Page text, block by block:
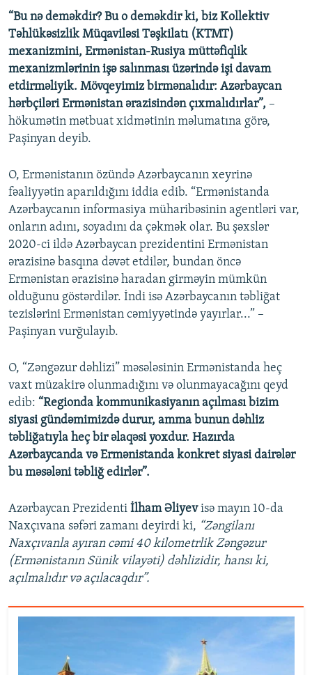
“Bu nə deməkdir? Bu o deməkdir ki, biz Kollektiv
Təhlükəsizlik Müqaviləsi Təşkilatı (KTMT)
mexanizmini, Ermənistan-Rusiya müttəfiqlik
mexanizmlərinin işə salınması üzərində işi davam
etdirməliyik. Mövqeyimiz birmənalıdır: Azərbaycan
hərbçiləri Ermənistan ərazisindən çıxmalıdırlar”, –
hökumətin mətbuat xidmətinin məlumatına görə,
Paşinyan deyib.
O, Ermənistanın özündə Azərbaycanın xeyrinə
fəaliyyətin aparıldığını iddia edib. “Ermənistanda
Azərbaycanın informasiya müharibəsinin agentləri var,
onların adını, soyadını da çəkmək olar. Bu şəxslər
2020-ci ildə Azərbaycan prezidentini Ermənistan
ərazisinə basqına dəvət etdilər, bundan öncə
Ermənistan ərazisinə haradan girməyin mümkün
olduğunu göstərdilər. İndi isə Azərbaycanın təbliğat
tezislərini Ermənistan cəmiyyətində yayırlar...” –
Paşinyan vurğulayıb.
O, “Zəngəzur dəhlizi” məsələsinin Ermənistanda heç
vaxt müzakirə olunmadığını və olunmayacağını qeyd
edib: “Regionda kommunikasiyanın açılması bizim
siyasi gündəmimizdə durur, amma bunun dəhliz
təbliğatıyla heç bir əlaqəsi yoxdur. Hazırda
Azərbaycanda və Ermənistanda konkret siyasi dairələr
bu məsələni təbliğ edirlər”.
Azərbaycan Prezidenti İlham Əliyevisə mayın 10-da
Naxçıvana səfəri zamanı deyirdi ki, “Zəngilanı
Naxçıvanla ayıran cəmi 40 kilometrlik Zəngəzur
(Ermənistanın Sünik vilayəti) dəhlizidir, hansı ki,
açılmalıdır və açılacaqdır”.